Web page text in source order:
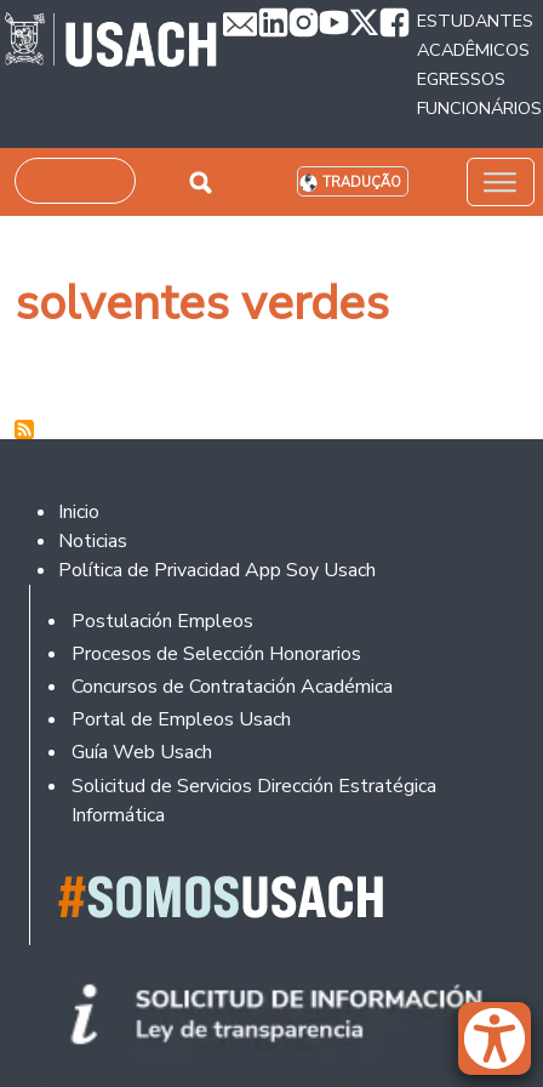
Passar para o conteúdo principal
ESTUDANTES
ACADÊMICOS
EGRESSOS
FUNCIONÁRIOS
Pesquisar TRADUÇÃO
solventes verdes
Footer 2
Inicio
Noticias
Política de Privacidad App Soy Usach
Rodapé
Postulación Empleos
Procesos de Selección Honorarios
Concursos de Contratación Académica
Portal de Empleos Usach
Guía Web Usach
Solicitud de Servicios Dirección Estratégica
Informática